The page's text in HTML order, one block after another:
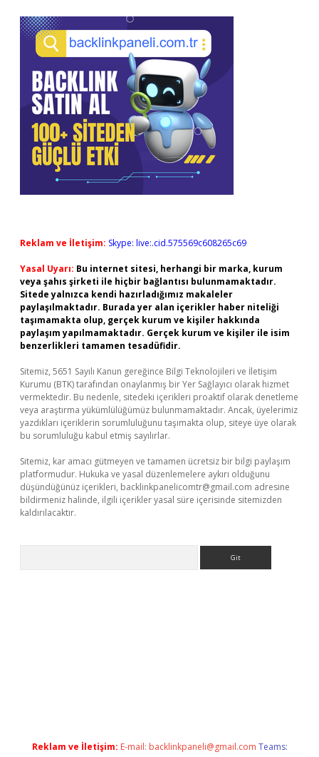
Reklam ve İletişim: Skype: live:.cid.575569c608265c69
Yasal Uyarı: Bu internet sitesi, herhangi bir marka, kurum
veya şahıs şirketi ile hiçbir bağlantısı bulunmamaktadır.
Sitede yalnızca kendi hazırladığımız makaleler
paylaşılmaktadır. Burada yer alan içerikler haber niteliği
taşımamakta olup, gerçek kurum ve kişiler hakkında
paylaşım yapılmamaktadır. Gerçek kurum ve kişiler ile isim
benzerlikleri tamamen tesadüfidir.
Sitemiz, 5651 Sayılı Kanun gereğince Bilgi Teknolojileri ve İletişim
Kurumu (BTK) tarafından onaylanmış bir Yer Sağlayıcı olarak hizmet
vermektedir. Bu nedenle, sitedeki içerikleri proaktif olarak denetleme
veya araştırma yükümlülüğümüz bulunmamaktadır. Ancak, üyelerimiz
yazdıkları içeriklerin sorumluluğunu taşımakta olup, siteye üye olarak
bu sorumluluğu kabul etmiş sayılırlar.
Sitemiz, kar amacı gütmeyen ve tamamen ücretsiz bir bilgi paylaşım
platformudur. Hukuka ve yasal düzenlemelere aykırı olduğunu
düşündüğünüz içerikleri, backlinkpanelicomtr@gmail.com adresine
bildirmeniz halinde, ilgili içerikler yasal süre içerisinde sitemizden
kaldırılacaktır.
Reklam ve İletişim: E-mail: backlinkpaneli@gmail.com Teams: